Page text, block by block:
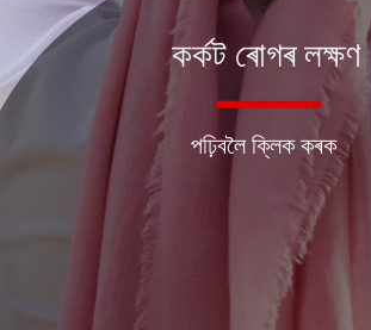
পঢ়িবলৈ ক্লিক কৰক
কৰ্কট ৰোগৰ লক্ষণ